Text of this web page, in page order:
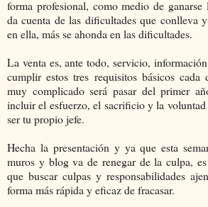
forma profesional, como medio de
da cuenta de las dificultades que conlleva
en ella, más se ahonda en las dificultades.
La venta es, ante todo, servicio,
cumplir estos tres requisitos básicos cada
muy complicado será pasar del primer
incluir el esfuerzo, el sacrificio y la voluntad
ser tu propio jefe.
Hecha la presentación y ya que esta
muros y blog va de renegar de la culpa,
que buscar culpas y responsabilidades
forma más rápida y eficaz de fracasar.